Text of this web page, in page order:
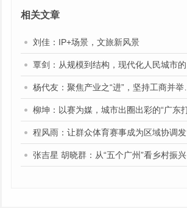
相关文章
刘佳：IP+场景，文旅新风景
张吉星 胡晓群：从“五个广州”看乡村振兴